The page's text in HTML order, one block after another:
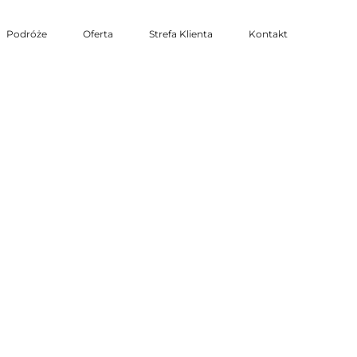
Podróże Oferta Strefa Klienta Kontakt